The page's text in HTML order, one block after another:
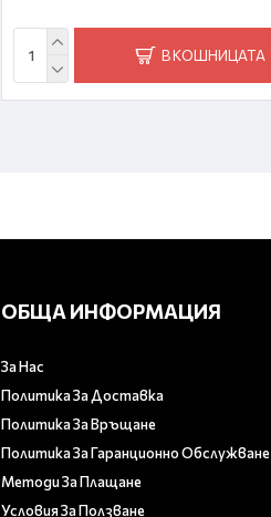
В КОШНИЦАТА
ОБЩА ИНФОРМАЦИЯ
За Нас
Политика За Доставка
Политика За Връщане
Политика За Гаранционно Обслужване
Методи За Плащане
Условия За Ползване